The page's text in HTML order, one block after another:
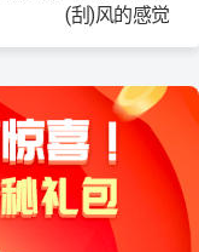
(刮)风的感觉